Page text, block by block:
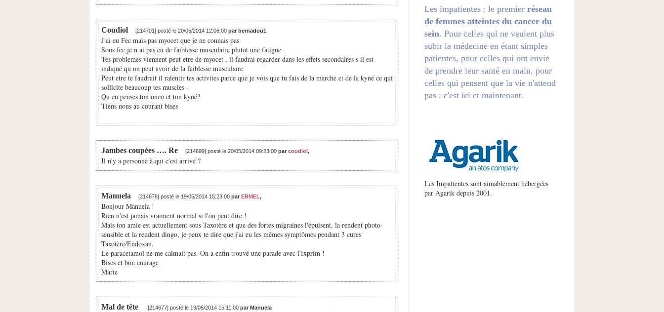
Coudiol [214701] posté le 20/05/2014 12:06:00 par bernadou1
J ai eu Fec mais pas myocet que je ne connais pas
Sous fec je n ai pas eu de faiblesse musculaire plutot une fatigue
Tes problemes viennent peut etre de myocet , il faudrai regarder dans les effets secondaires s il est
indiqué qu on peut avoir de la faiblesse musculaire
Peut etre te faudrait il ralentir tes activites parce que je vois que tu fais de la marche et de la kyné ce qui
sollicite beaucoup tes muscles -
Qu en penses ton onco et ton kyné?
Tiens nous au courant bises
Jambes coupées …. Re [214699] posté le 20/05/2014 09:23:00 par coudiol,
Il n'y a personne à qui c'est arrivé ?
Manuela [214678] posté le 19/05/2014 15:23:00 par ERMEL,
Bonjour Manuela !
Rien n'est jamais vraiment normal si l'on peut dire !
Mais ton amie est actuellement sous Taxotère et que des fortes migraines l'épuisent, la rendent photo-
sensible et la rendent dingo, je peux te dire que j'ai eu les mêmes symptômes pendant 3 cures
Taxotère/Endoxan.
Le paracetamol ne me calmait pas. On a enfin trouvé une parade avec l'Ixprim !
Bises et bon courage
Marie
Mal de tête [214677] posté le 19/05/2014 15:11:00 par Manuela
Les impatientes : le premier réseau
de femmes atteintes du cancer du
sein. Pour celles qui ne veulent plus
subir la médecine en étant simples
patientes, pour celles qui ont envie
de prendre leur santé en main, pour
celles qui pensent que la vie n'attend
pas : c'est ici et maintenant.
Les Impatientes sont aimablement hébergées
par Agarik depuis 2001.